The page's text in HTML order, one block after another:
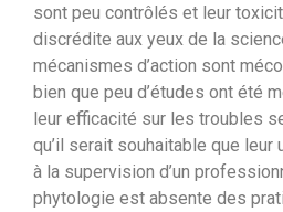
sont peu contrôlés et leur
discrédite aux yeux de la
mécanismes d’action sont
bien que peu d’études ont été
leur efficacité sur les troubles
qu’il serait souhaitable que
à la supervision d’un
phytologie est absente des